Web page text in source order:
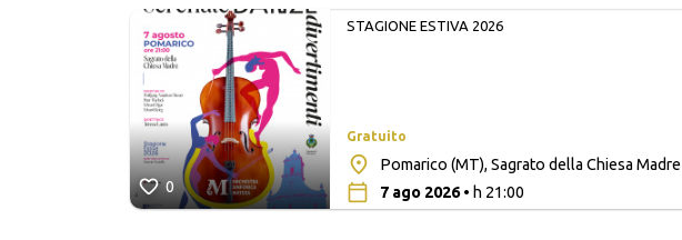
0
STAGIONE ESTIVA 2026
Gratuito
Pomarico (MT), Sagrato della Chiesa Madre
7 ago 2026• h 21:00